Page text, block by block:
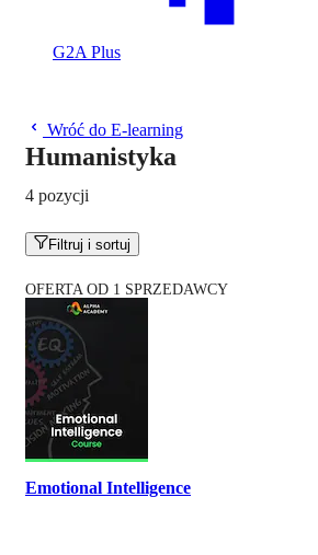
G2A Plus
Wróć do E-learning
Humanistyka
4 pozycji
Filtruj i sortuj
OFERTA OD 1 SPRZEDAWCY
Emotional Intelligence